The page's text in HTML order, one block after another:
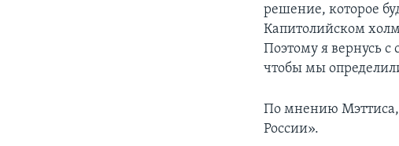
решение, которое
Капитолийском
Поэтому я вернусь
чтобы мы
По мнению Мэттиса,
России».